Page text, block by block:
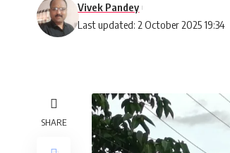
Last updated: 2 October 2025 19:34
Vivek Pandey
SHARE